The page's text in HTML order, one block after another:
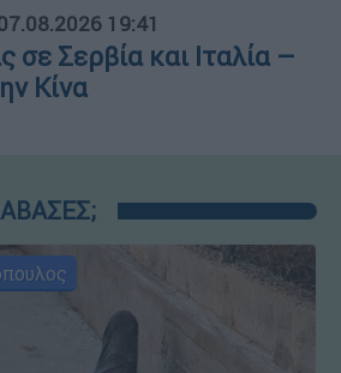
19:41
σε Σερβία και Ιταλία –
Κίνα